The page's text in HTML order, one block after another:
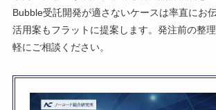
Bubble受託開発が適さないケースは率直にお
活用案もフラットに提案します。発注前の整
軽にご相談ください。